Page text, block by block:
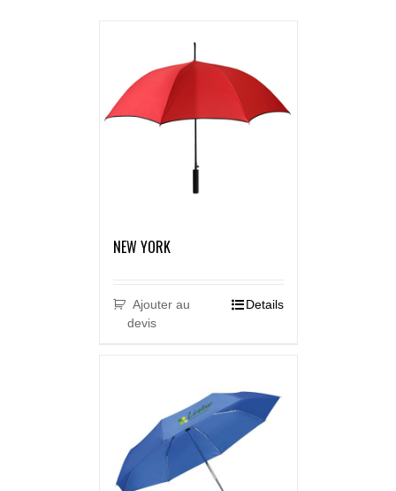
NEW YORK
Ajouter au
devis
Details